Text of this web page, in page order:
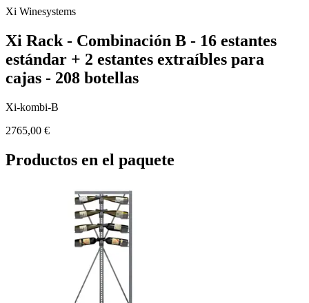
Xi Winesystems
Xi Rack - Combinación B - 16 estantes
estándar + 2 estantes extraíbles para
cajas - 208 botellas
Xi-kombi-B
2765,00 €
Productos en el paquete